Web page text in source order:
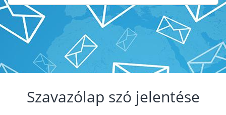
Szavazólap szó jelentése